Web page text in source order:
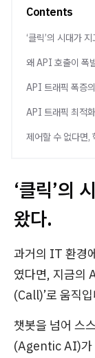
Contents
‘클릭’의 시대가
왜 API 호출이 폭
API 트래픽 폭증
API 트래픽 최적
제어할 수 없다면,
‘클릭’의
왔다.
과거의 IT 환경
였다면, 지금의
(Call)’로 움직
챗봇을 넘어 스
(Agentic AI)가